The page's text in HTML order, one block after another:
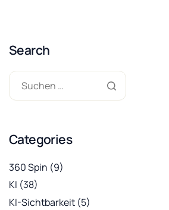
Search
Categories
360 Spin (9)
KI (38)
KI-Sichtbarkeit(5)